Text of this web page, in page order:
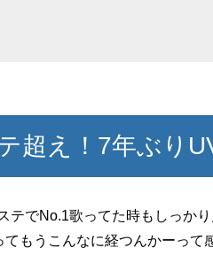
超え！7年ぶり
テでNo.1歌ってた時もしっか
てもうこんなに経つんかーって